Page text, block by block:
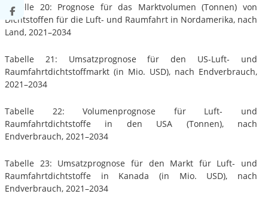
Tabelle 20: Prognose für das Marktvolumen (Tonnen) von
Dichtstoffen für die Luft- und Raumfahrt in Nordamerika, nach
Land, 2021–2034
Tabelle 21: Umsatzprognose für den US-Luft- und
Raumfahrtdichtstoffmarkt (in Mio. USD), nach Endverbrauch,
2021–2034
Tabelle 22: Volumenprognose für Luft- und
Raumfahrtdichtstoffe in den USA (Tonnen), nach
Endverbrauch, 2021–2034
Tabelle 23: Umsatzprognose für den Markt für Luft- und
Raumfahrtdichtstoffe in Kanada (in Mio. USD), nach
Endverbrauch, 2021–2034